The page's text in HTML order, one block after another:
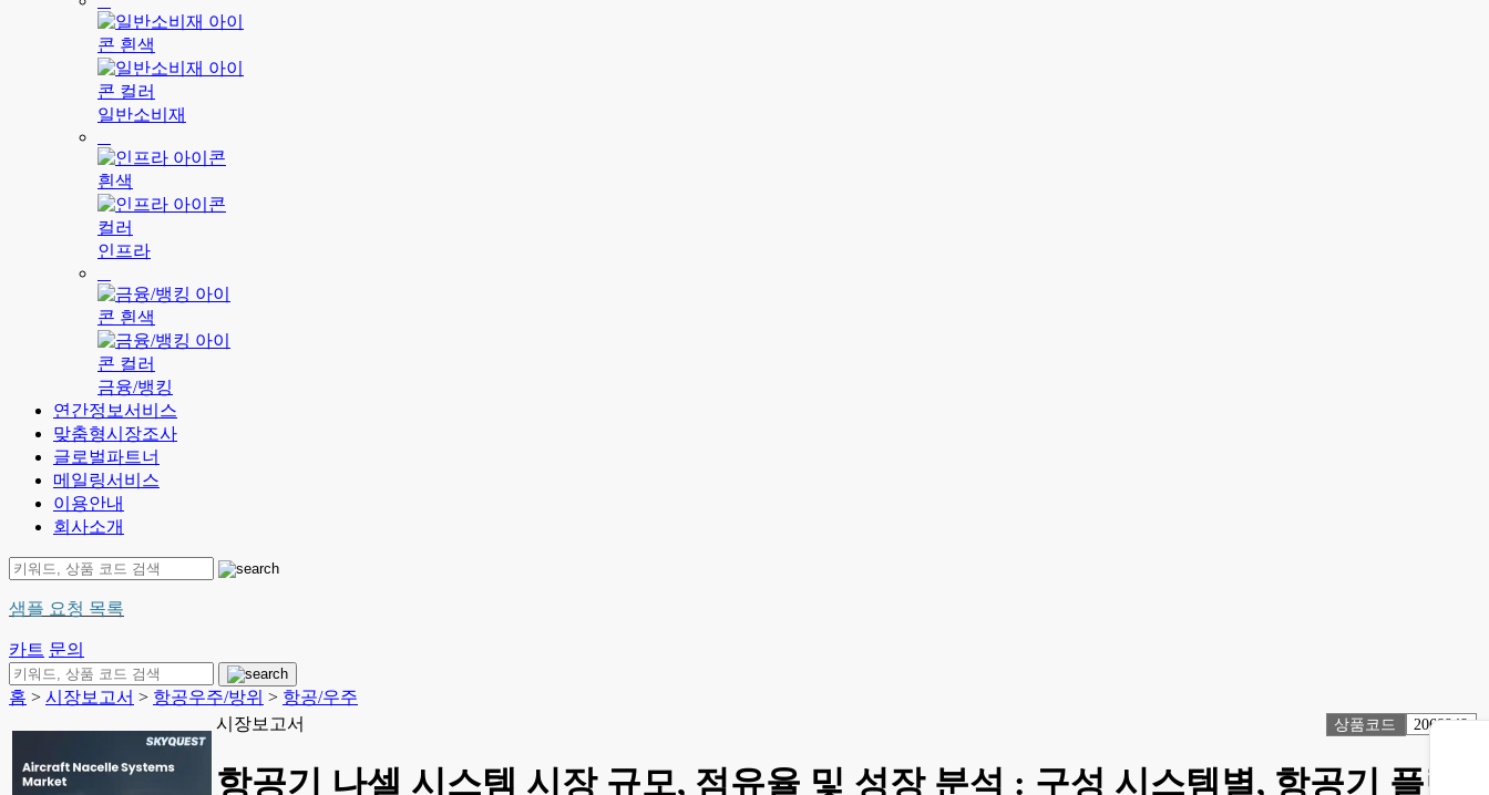
일반소비재
인프라
금융/뱅킹
연간정보서비스
맞춤형시장조사
글로벌파트너
메일링서비스
이용안내
회사소개
샘플 요청 목록
카트 문의
홈 > 시장보고서 > 항공우주/방위 > 항공/우주
시장보고서
상품코드 2068948
항공기 나셀 시스템 시장 규모, 점유율 및 성장 분석 : 구성 시스템별, 항공기 플릿